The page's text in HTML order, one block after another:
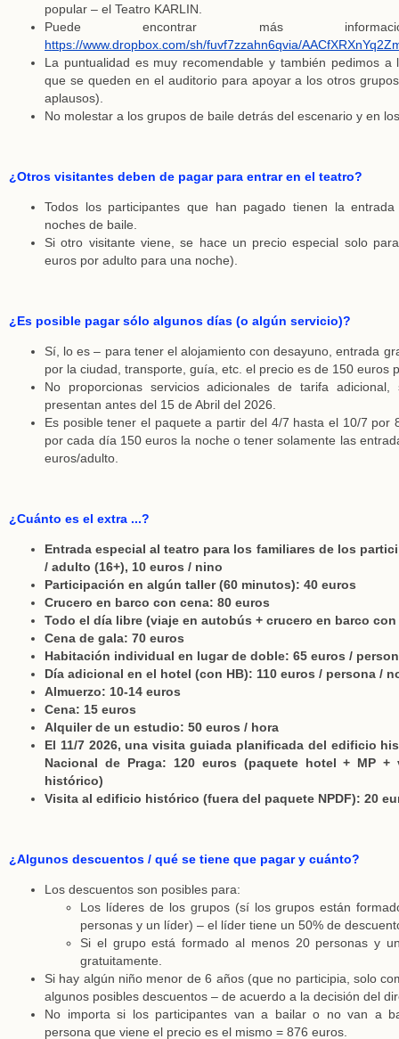
popular – el Teatro KARLIN.
Puede encontrar más
https://www.dropbox.com/sh/fuvf7zzahn6qvia/
La puntualidad es muy recomendable y también pedimos a
que se queden en el auditorio para apoyar a los otros
aplausos).
No molestar a los grupos de baile detrás del escenario y en
¿Otros visitantes deben de pagar para entrar en el teatro?
Todos los participantes que han pagado tienen la
noches de baile.
Si otro visitante viene, se hace un precio especial solo
euros por adulto para una noche).
¿Es posible pagar sólo algunos días (o algún servicio)?
Sí, lo es – para tener el alojamiento con desayuno, entrada
por la ciudad, transporte, guía, etc. el precio es de 150 euros
No proporcionas servicios adicionales de tarifa
presentan antes del 15 de Abril del 2026.
Es posible tener el paquete a partir del 4/7 hasta el 10/7 por
por cada día 150 euros la noche o tener solamente las
euros/adulto.
¿Cuánto es el extra ...?
Entrada especial al teatro para los familiares de los
/ adulto (16+), 10 euros / nino
Participación en algún taller (60 minutos): 40 euros
Crucero en barco con cena: 80 euros
Todo el día libre (viaje en autobús + crucero en barco con
Cena de gala: 70 euros
Habitación individual en lugar de doble: 65 euros /
Día adicional en el hotel (con HB): 110 euros / persona /
Almuerzo: 10-14 euros
Cena: 15 euros
Alquiler de un estudio: 50 euros / hora
El 11/7 2026, una visita guiada planificada del edificio
Nacional de Praga: 120 euros (paquete hotel + MP
histórico)
Visita al edificio histórico (fuera del paquete NPDF): 20
¿Algunos descuentos / qué se tiene que pagar y cuánto?
Los descuentos son posibles para:
Los líderes de los grupos (sí los grupos están
personas y un líder) – el líder tiene un 50% de
Si el grupo está formado al menos 20 personas y
gratuitamente.
Si hay algún niño menor de 6 años (que no participia, solo
algunos posibles descuentos – de acuerdo a la decisión del
No importa si los participantes van a bailar o no van a
persona que viene el precio es el mismo = 876 euros.